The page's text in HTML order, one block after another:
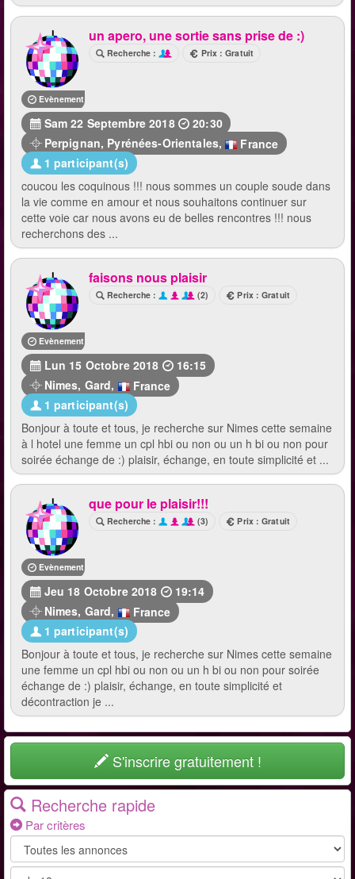
Evènement terminé
un apero, une sortie sans prise de :)
Recherche : Prix : Gratuit
Sam 22 Septembre 2018
20:30
Perpignan, Pyrénées-Orientales,
France
1 participant(s)
coucou les coquinous !!! nous sommes un couple soude dans
la vie comme en amour et nous souhaitons continuer sur
cette voie car nous avons eu de belles rencontres !!! nous
recherchons des ...
Evènement terminé
faisons nous plaisir
Recherche : (2) Prix : Gratuit
Lun 15 Octobre 2018
16:15
Nimes, Gard,
France
1 participant(s)
Bonjour à toute et tous, je recherche sur Nimes cette semaine
à l hotel une femme un cpl hbi ou non ou un h bi ou non pour
soirée échange de :) plaisir, échange, en toute simplicité et ...
Evènement terminé
que pour le plaisir!!!
Recherche : (3) Prix : Gratuit
Jeu 18 Octobre 2018
19:14
Nimes, Gard,
France
1 participant(s)
Bonjour à toute et tous, je recherche sur Nimes cette semaine
une femme un cpl hbi ou non ou un h bi ou non pour soirée
échange de :) plaisir, échange, en toute simplicité et
décontraction je ...
S'inscrire gratuitement !
Recherche rapide
Par critères